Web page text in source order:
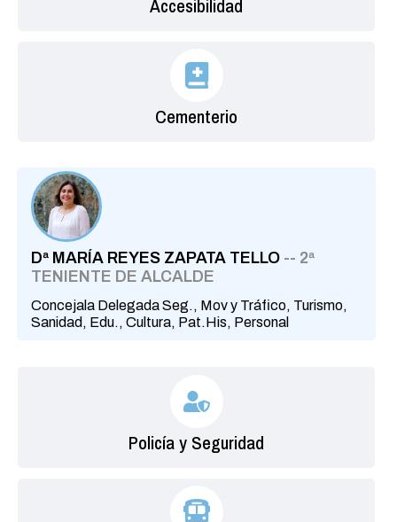
Accesibilidad
Cementerio
Dª MARÍA REYES ZAPATA TELLO-- 2ª
TENIENTE DE ALCALDE
Concejala Delegada Seg., Mov y Tráfico, Turismo,
Sanidad, Edu., Cultura, Pat.His, Personal
Policía y Seguridad